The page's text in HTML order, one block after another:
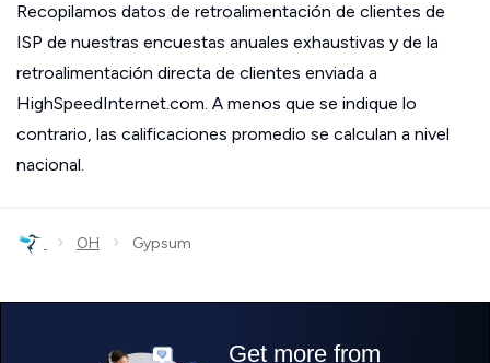
Recopilamos datos de retroalimentación de clientes de
ISP de nuestras encuestas anuales exhaustivas y de la
retroalimentación directa de clientes enviada a
HighSpeedInternet.com. A menos que se indique lo
contrario, las calificaciones promedio se calculan a nivel
nacional.
› OH › Gypsum